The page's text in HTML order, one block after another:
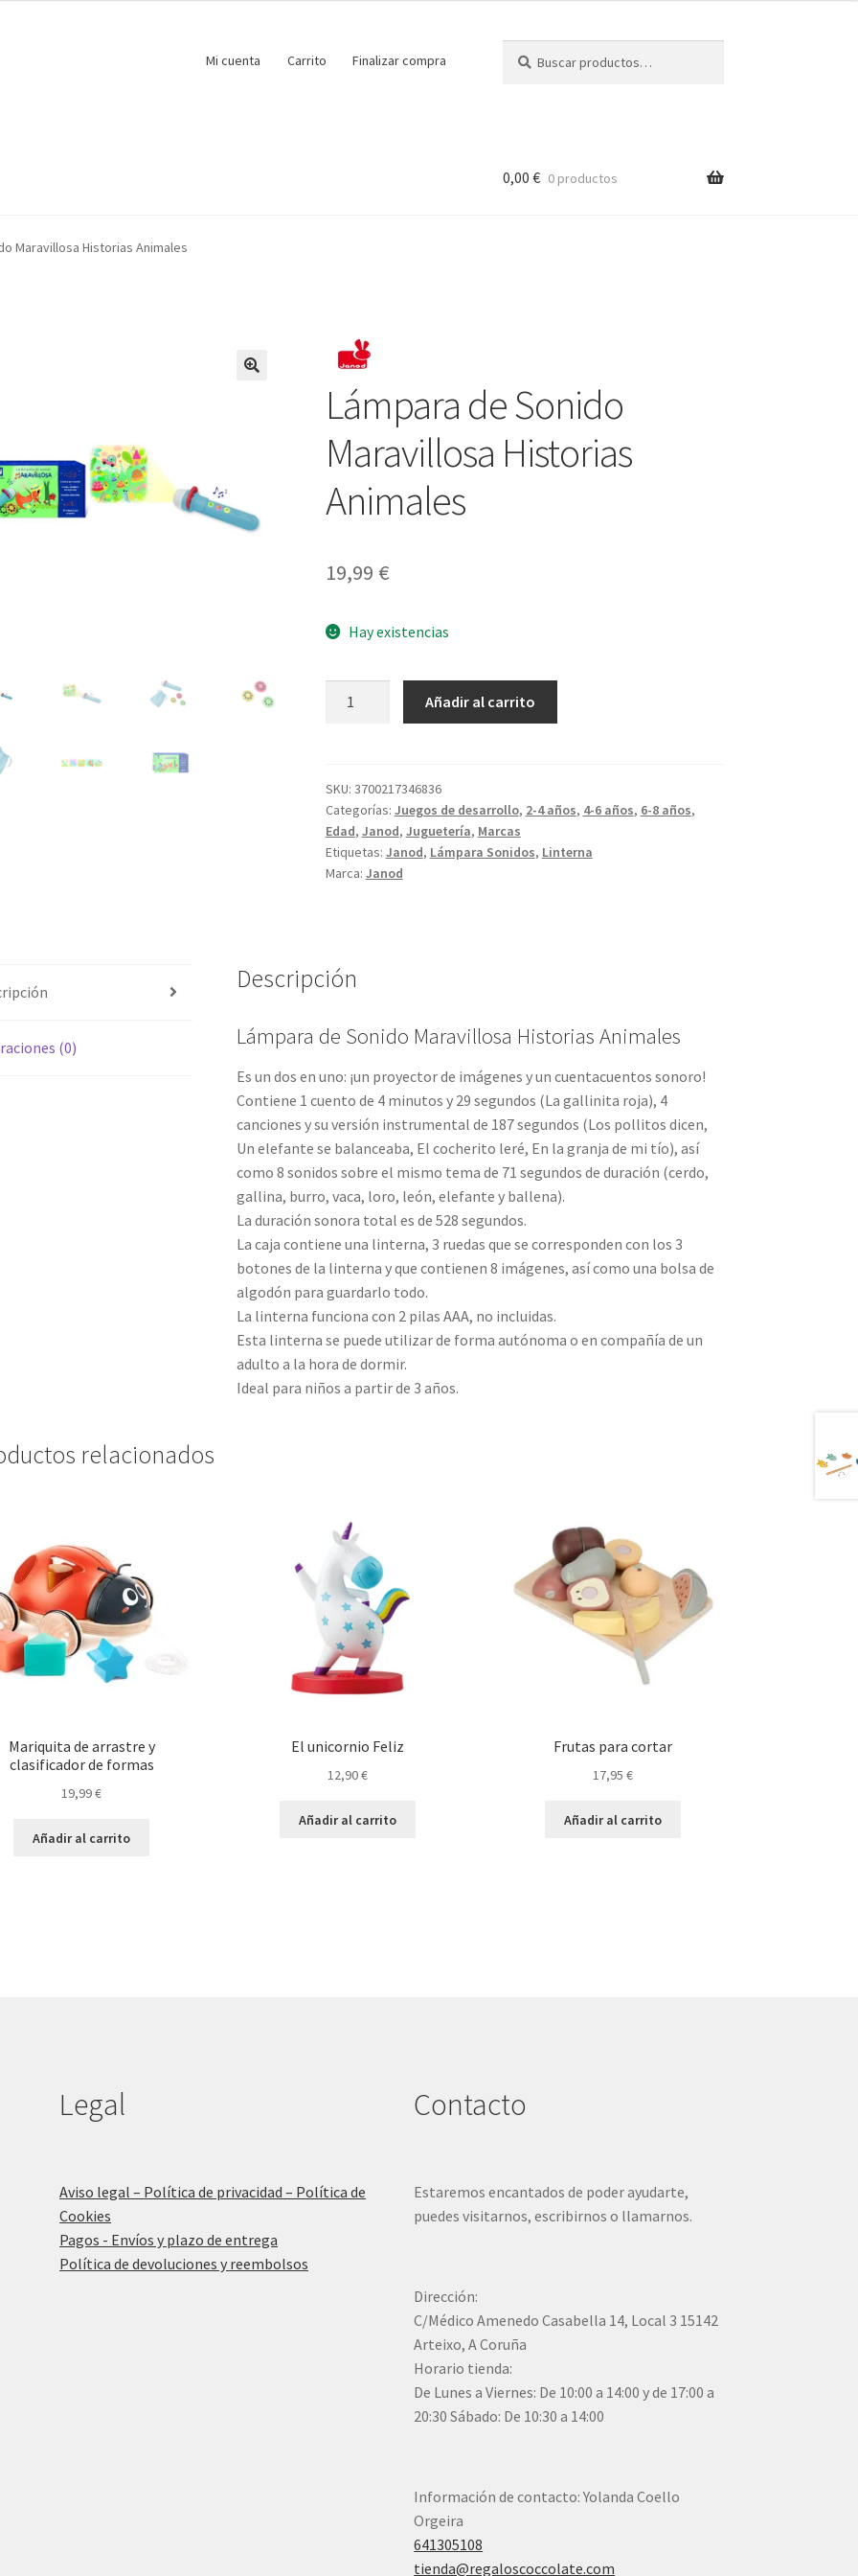
Mi cuenta Carrito Finalizar compra
por:
0,00 € 0 productos
Maravillosa Historias Animales
Lámpara de Sonido
Maravillosa Historias
Animales
19,99 €
Hay existencias
Historias
Animales
cantidad
Añadir al carrito
SKU: 3700217346836
Categorías: Juegos de desarrollo, 2-4 años, 4-6 años, 6-8 años,
Edad, Janod, Juguetería, Marcas
Etiquetas: Janod, Lámpara Sonidos, Linterna
Marca: Janod
(0)
Descripción
Lámpara de Sonido Maravillosa Historias Animales
Es un dos en uno: ¡un proyector de imágenes y un cuentacuentos sonoro!
Contiene 1 cuento de 4 minutos y 29 segundos (La gallinita roja), 4
canciones y su versión instrumental de 187 segundos (Los pollitos dicen,
Un elefante se balanceaba, El cocherito leré, En la granja de mi tío), así
como 8 sonidos sobre el mismo tema de 71 segundos de duración (cerdo,
gallina, burro, vaca, loro, león, elefante y ballena).
La duración sonora total es de 528 segundos.
La caja contiene una linterna, 3 ruedas que se corresponden con los 3
botones de la linterna y que contienen 8 imágenes, así como una bolsa de
algodón para guardarlo todo.
La linterna funciona con 2 pilas AAA, no incluidas.
Esta linterna se puede utilizar de forma autónoma o en compañía de un
adulto a la hora de dormir.
Ideal para niños a partir de 3 años.
relacionados
Mariquita de arrastre y
clasificador de formas
19,99€
Añadir al carrito
El unicornio Feliz
12,90€
Añadir al carrito
Frutas para cortar
17,95€
Añadir al carrito
Legal
Aviso legal – Política de privacidad – Política de
Cookies
Pagos - Envíos y plazo de entrega
Política de devoluciones y reembolsos
Contacto
Estaremos encantados de poder ayudarte,
puedes visitarnos, escribirnos o llamarnos.
Dirección:
C/Médico Amenedo Casabella 14, Local 3 15142
Arteixo, A Coruña
Horario tienda:
De Lunes a Viernes: De 10:00 a 14:00 y de 17:00 a
20:30 Sábado: De 10:30 a 14:00
Información de contacto: Yolanda Coello
Orgeira
641305108
tienda@regaloscoccolate.com